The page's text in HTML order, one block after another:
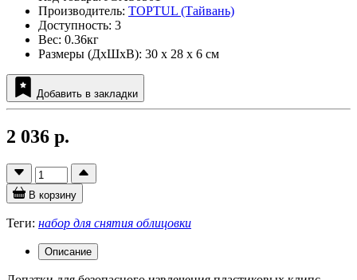
Производитель: TOPTUL (Тайвань)
Доступность: 3
Вес: 0.36кг
Размеры (ДxШxВ): 30 x 28 x 6 см
Добавить в закладки
2 036 р.
В корзину
Теги: набор для снятия облицовки
Описание